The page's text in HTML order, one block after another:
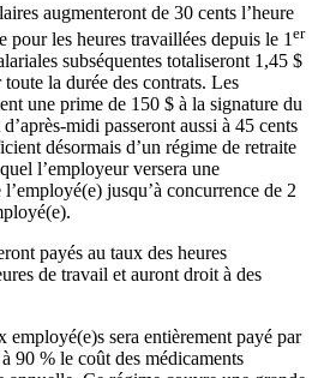
augmenteront de 30 cents l’heure
pour les heures travaillées depuis le 1 er
subséquentes totaliseront 1,45 $
la durée des contrats. Les
une prime de 150 $ à la signature du
midi passeront aussi à 45 cents
désormais d’un régime de retraite
l’employeur versera une
jusqu’à concurrence de 2
payés au taux des heures
de travail et auront droit à des
employé(e)s sera entièrement payé par
90 % le coût des médicaments